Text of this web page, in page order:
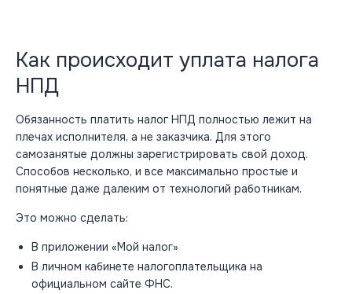
Как происходит уплата налога
НПД
Обязанность платить налог НПД полностью лежит на
плечах исполнителя, а не заказчика. Для этого
самозанятые должны зарегистрировать свой доход.
Способов несколько, и все максимально простые и
понятные даже далеким от технологий работникам.
Это можно сделать:
В приложении «Мой налог»
В личном кабинете налогоплательщика на
официальном сайте ФНС.